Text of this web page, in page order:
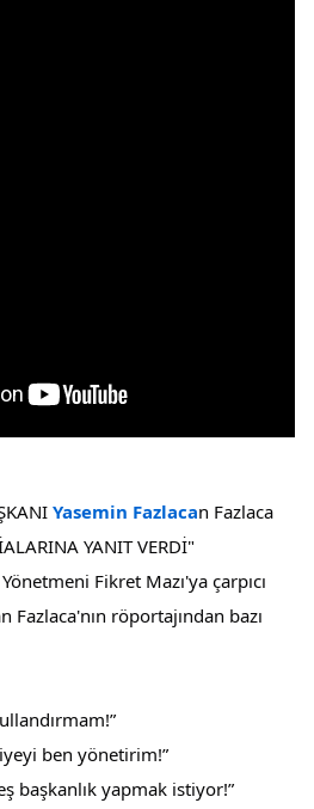
Yasemin Fazlacan Fazlaca
YANIT VERDİ"
Fikret Mazı'ya çarpıcı
Fazlaca'nın röportajından bazı
ben yönetirim!”
başkanlık yapmak istiyor!”